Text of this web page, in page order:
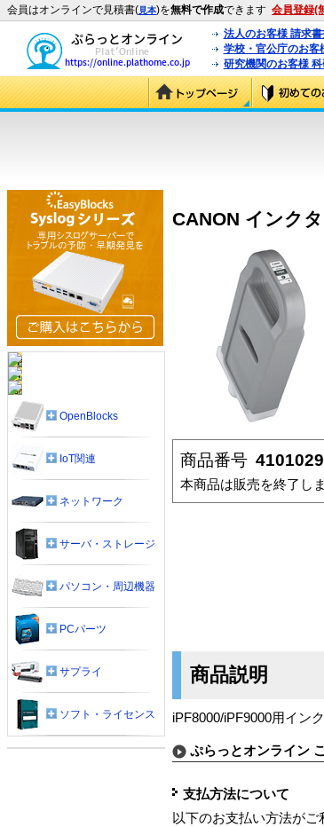
会員はオンラインで見積書(見本)を無料で作成できます 会員登録(
法人のお客様 請求
学校・官公庁のお客
研究機関のお客様
CANON インク
商品番号
本商品は販売を終了し
商品説明
iPF8000/iPF9000用イン
ぷらっとオンライン
支払方法について
以下のお支払い方法がご
OpenBlocks
IoT関連
ネットワーク
サーバ・ストレージ
パソコン・周辺機器
PCパーツ
サプライ
ソフト・ライセンス